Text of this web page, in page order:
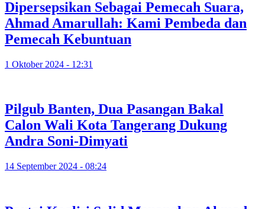
Dipersepsikan Sebagai Pemecah Suara,
Ahmad Amarullah: Kami Pembeda dan
Pemecah Kebuntuan
1 Oktober 2024 - 12:31
Pilgub Banten, Dua Pasangan Bakal
Calon Wali Kota Tangerang Dukung
Andra Soni-Dimyati
14 September 2024 - 08:24